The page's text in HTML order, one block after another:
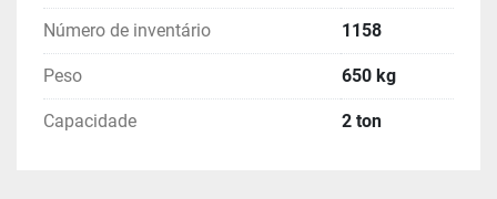
Número de inventário 1158
Peso 650 kg
Capacidade 2 ton